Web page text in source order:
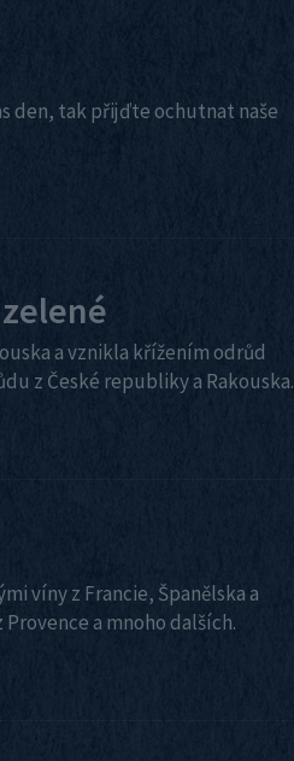
den, tak přijďte ochutnat naše
a vznikla křížením odrůd
z České republiky a Rakouska.
víny z Francie, Španělska a
a mnoho dalších.